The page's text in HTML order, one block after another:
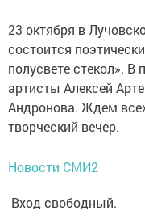
23 октября в
состоится
полусвете стекол».
артисты Алексей
Андронова. Ждем
творческий вечер.
Новости СМИ2
Вход свободный.